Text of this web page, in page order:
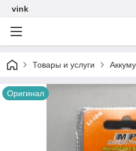
vink
Товары и услуги
Оригинал